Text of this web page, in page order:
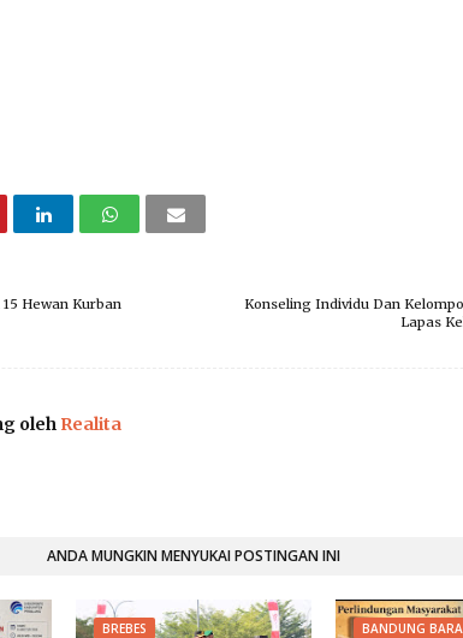
Konseling Individu Dan
Lapas
Hewan Kurban
oleh Realita
ANDA MUNGKIN MENYUKAI POSTINGAN INI
BREBES BANDUNG